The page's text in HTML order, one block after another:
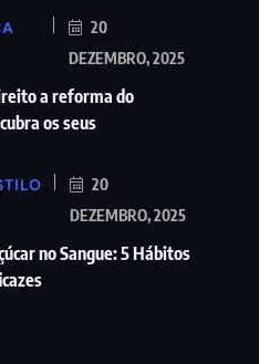
20
DEZEMBRO, 2025
a reforma do
os seus
20
DEZEMBRO, 2025
no Sangue: 5 Hábitos